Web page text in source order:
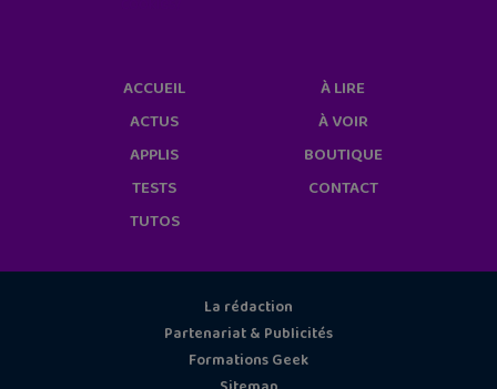
ACCUEIL
ACTUS
APPLIS
TESTS
TUTOS
À LIRE
À VOIR
BOUTIQUE
CONTACT
La rédaction
Partenariat & Publicités
Formations Geek